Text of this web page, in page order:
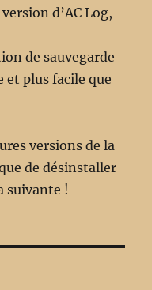
d’AC Log,
de sauvegarde
et plus facile que
versions de la
de désinstaller
suivante !